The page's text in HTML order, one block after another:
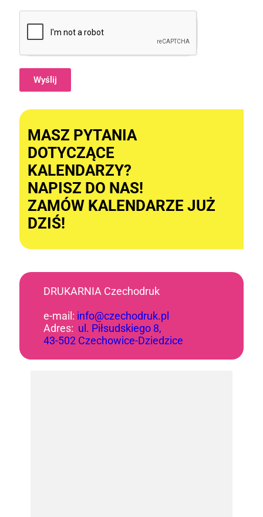
Wyślij
MASZ PYTANIA
DOTYCZĄCE
KALENDARZY?
NAPISZ DO NAS!
ZAMÓW KALENDARZE JUŻ
DZIŚ!
DRUKARNIA Czechodruk
e-mail: info@czechodruk.pl
Adres: ul. Piłsudskiego 8,
43-502 Czechowice-Dziedzice